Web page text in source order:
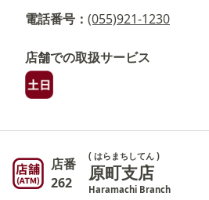
電話番号： (055)921-1230
店舗での取扱サービス
店番
262
( はらまちしてん )
原町支店
Haramachi Branch